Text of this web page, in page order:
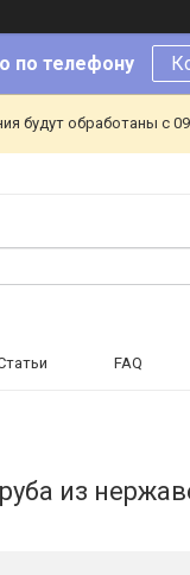
по телефону
будут обработаны с
FAQ
из